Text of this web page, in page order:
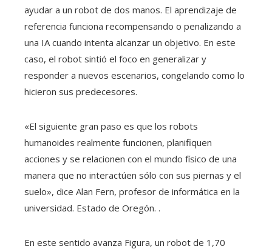
ayudar a un robot de dos manos. El aprendizaje de
referencia funciona recompensando o penalizando a
una IA cuando intenta alcanzar un objetivo. En este
caso, el robot sintió el foco en generalizar y
responder a nuevos escenarios, congelando como lo
hicieron sus predecesores.
«El siguiente gran paso es que los robots
humanoides realmente funcionen, planifiquen
acciones y se relacionen con el mundo físico de una
manera que no interactúen sólo con sus piernas y el
suelo», dice Alan Fern, profesor de informática en la
universidad. Estado de Oregón. .
En este sentido avanza Figura, un robot de 1,70